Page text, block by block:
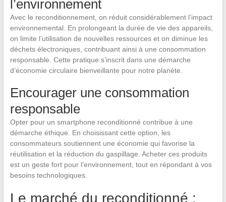
l’environnement
Avec le reconditionnement, on réduit considérablement l’impact
environnemental. En prolongeant la durée de vie des appareils,
on limite l’utilisation de nouvelles ressources et on diminue les
déchets électroniques, contribuant ainsi à une consommation
responsable. Cette pratique s’inscrit dans une démarche
d’économie circulaire bienveillante pour notre planète.
Encourager une consommation
responsable
Opter pour un smartphone reconditionné contribue à une
démarche éthique. En choisissant cette option, les
consommateurs soutiennent une économie qui favorise la
réutilisation et la réduction du gaspillage. Acheter ces produits
est un geste fort pour l’environnement, tout en répondant à vos
besoins technologiques.
Le marché du reconditionné :